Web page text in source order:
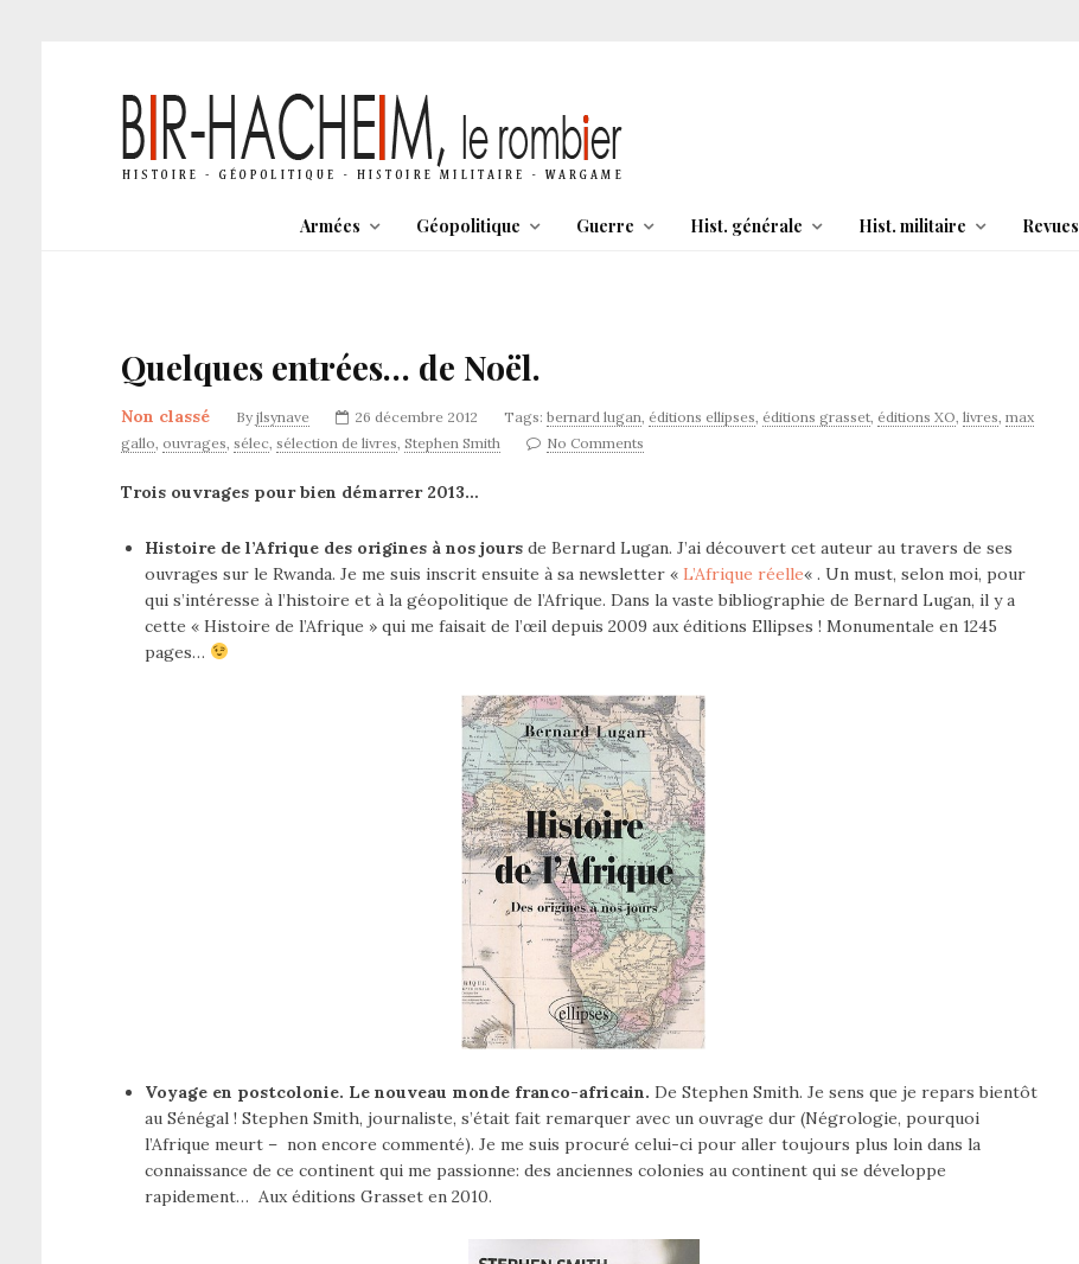
Armées Géopolitique Guerre Hist. générale Hist. militaire Revues
Quelques entrées… de Noël.
Non classé By jlsynave 26 décembre 2012 Tags: bernard lugan, éditions ellipses, éditions grasset, éditions XO, livres, max
gallo, ouvrages, sélec, sélection de livres, Stephen Smith No Comments
Trois ouvrages pour bien démarrer 2013…
Histoire de l’Afrique des origines à nos jours de Bernard Lugan. J’ai découvert cet auteur au travers de ses
ouvrages sur le Rwanda. Je me suis inscrit ensuite à sa newsletter « L’Afrique réelle« . Un must, selon moi, pour
qui s’intéresse à l’histoire et à la géopolitique de l’Afrique. Dans la vaste bibliographie de Bernard Lugan, il y a
cette « Histoire de l’Afrique » qui me faisait de l’œil depuis 2009 aux éditions Ellipses ! Monumentale en 1245
pages…
Voyage en postcolonie. Le nouveau monde franco-africain. De Stephen Smith. Je sens que je repars bientôt
au Sénégal ! Stephen Smith, journaliste, s’était fait remarquer avec un ouvrage dur (Négrologie, pourquoi
l’Afrique meurt – non encore commenté). Je me suis procuré celui-ci pour aller toujours plus loin dans la
connaissance de ce continent qui me passionne: des anciennes colonies au continent qui se développe
rapidement… Aux éditions Grasset en 2010.